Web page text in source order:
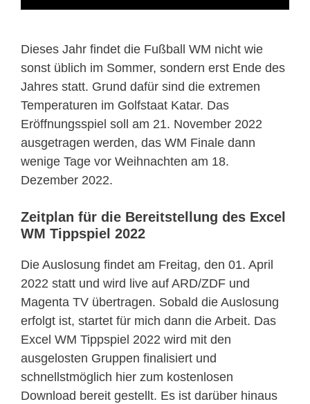
Dieses Jahr findet die Fußball WM nicht wie
sonst üblich im Sommer, sondern erst Ende des
Jahres statt. Grund dafür sind die extremen
Temperaturen im Golfstaat Katar. Das
Eröffnungsspiel soll am 21. November 2022
ausgetragen werden, das WM Finale dann
wenige Tage vor Weihnachten am 18.
Dezember 2022.
Zeitplan für die Bereitstellung des Excel
WM Tippspiel 2022
Die Auslosung findet am Freitag, den 01. April
2022 statt und wird live auf ARD/ZDF und
Magenta TV übertragen. Sobald die Auslosung
erfolgt ist, startet für mich dann die Arbeit. Das
Excel WM Tippspiel 2022 wird mit den
ausgelosten Gruppen finalisiert und
schnellstmöglich hier zum kostenlosen
Download bereit gestellt. Es ist darüber hinaus